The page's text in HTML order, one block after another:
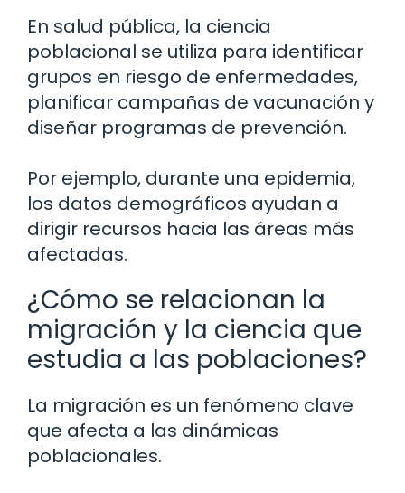
En salud pública, la ciencia
poblacional se utiliza para identificar
grupos en riesgo de enfermedades,
planificar campañas de vacunación y
diseñar programas de prevención.
Por ejemplo, durante una epidemia,
los datos demográficos ayudan a
dirigir recursos hacia las áreas más
afectadas.
¿Cómo se relacionan la
migración y la ciencia que
estudia a las poblaciones?
La migración es un fenómeno clave
que afecta a las dinámicas
poblacionales.